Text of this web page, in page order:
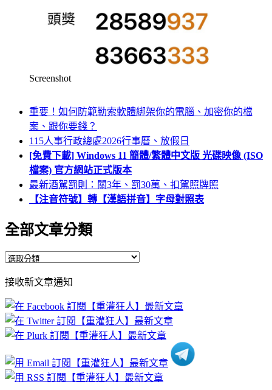
Screenshot
重要！如何防範勒索軟體綁架你的電腦、加密你的檔
案、跟你要錢？
115人事行政總處2026行事曆、放假日
[免費下載] Windows 11 簡體/繁體中文版 光碟映像 (ISO
檔案) 官方網站正式版本
最新酒駕罰則：關3年、罰30萬、扣駕照牌照
【注音符號】轉【漢語拼音】字母對照表
全部文章分類
全
文
章
分
類
接收新文章通知